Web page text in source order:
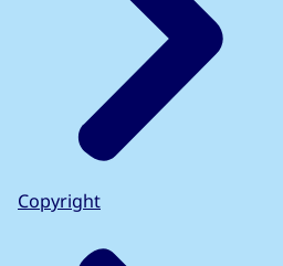
Copyright